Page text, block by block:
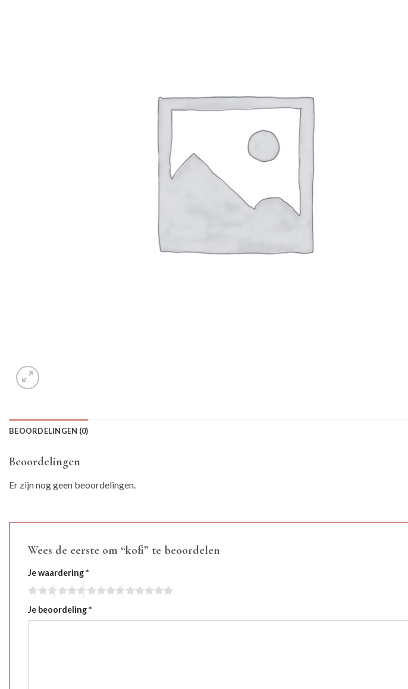
BEOORDELINGEN (0)
Beoordelingen
Er zijn nog geen beoordelingen.
Wees de eerste om “kofi” te beoordelen
Je waardering*
Je beoordeling*